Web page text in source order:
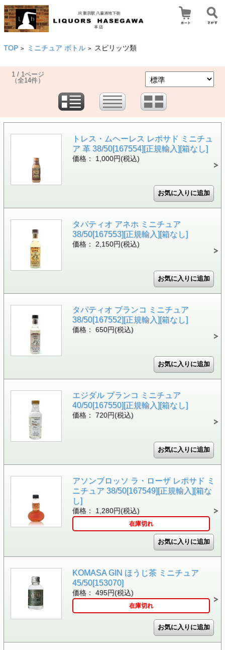
TOP > ミニチュア ボトル > スピリッツ類
1 / 1ページ
（全14件）
トレス・ムヘーレス レポサド ミニチュ
ア 革 38/50[167554][正規輸入][箱なし]
価格： 1,000円(税込)
タパティオ アネホ ミニチュア
38/50[167553][正規輸入][箱なし]
価格： 2,150円(税込)
タパティオ ブランコ ミニチュア
38/50[167552][正規輸入][箱なし]
価格： 650円(税込)
エジダル ブランコ ミニチュア
40/50[167550][正規輸入][箱なし]
価格： 720円(税込)
アソンブロッソ ラ・ローザ レポサド ミ
ニチュア 38/50[167549][正規輸入][箱な
し]
価格： 1,280円(税込)
在庫切れ
KOMASA GIN ほうじ茶 ミニチュア
45/50[153070]
価格： 495円(税込)
在庫切れ